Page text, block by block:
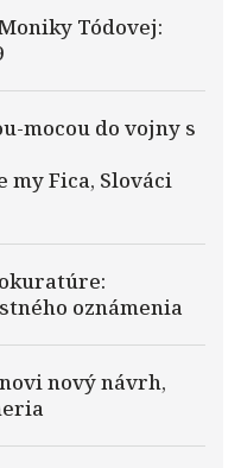
Tódovej:
mocou do vojny s
my Fica, Slováci
oznámenia
nový návrh,